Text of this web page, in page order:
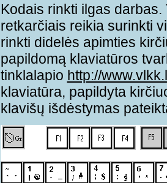
Kodais rinkti ilgas darbas.
retkarčiais reikia surinkti
rinkti didelės apimties
papildomą klaviatūros
tinklalapio http://
klaviatūra, papildyta
klavišų išdėstymas